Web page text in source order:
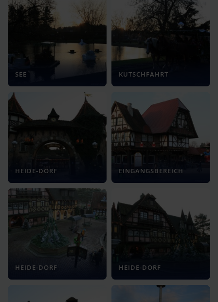
SEE KUTSCHFAHRT
HEIDE-DORF EINGANGSBEREICH
HEIDE-DORF HEIDE-DORF